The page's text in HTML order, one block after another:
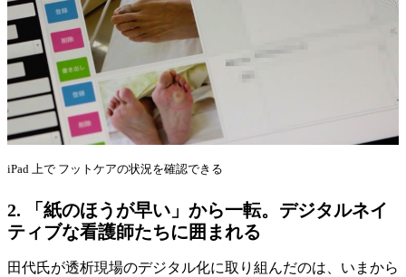
iPad 上で フットケアの状況を確認できる
2.
「紙のほうが早い」から一転。デジタルネイ
ティブな看護師たちに囲まれる
田代氏が透析現場のデジタル化に取り組んだのは、いまから